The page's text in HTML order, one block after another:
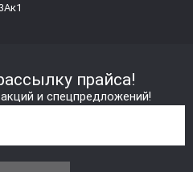
прайса!
и спецпредложений!